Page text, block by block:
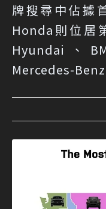
牌搜尋中佔據
Honda則位居
Hyundai、
Mercedes-Benz